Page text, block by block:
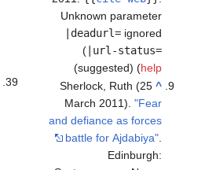
Unknown parameter
|deadurl= ignored
( |url-status=
suggested) (help
)
^
Sherlock, Ruth (25
March 2011)."Fear
and defiance as forces
battle for Ajdabiya".
Edinburgh: